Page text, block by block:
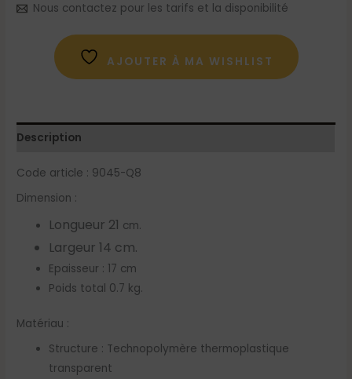
Nous contactez pour les tarifs et la disponibilité
AJOUTER À MA WISHLIST
Description
Code article : 9045-Q8
Dimension :
Longueur 21 cm.
Largeur 14 cm.
Epaisseur : 17 cm
Poids total 0.7 kg.
Matériau :
Structure : Technopolymère thermoplastique
transparent